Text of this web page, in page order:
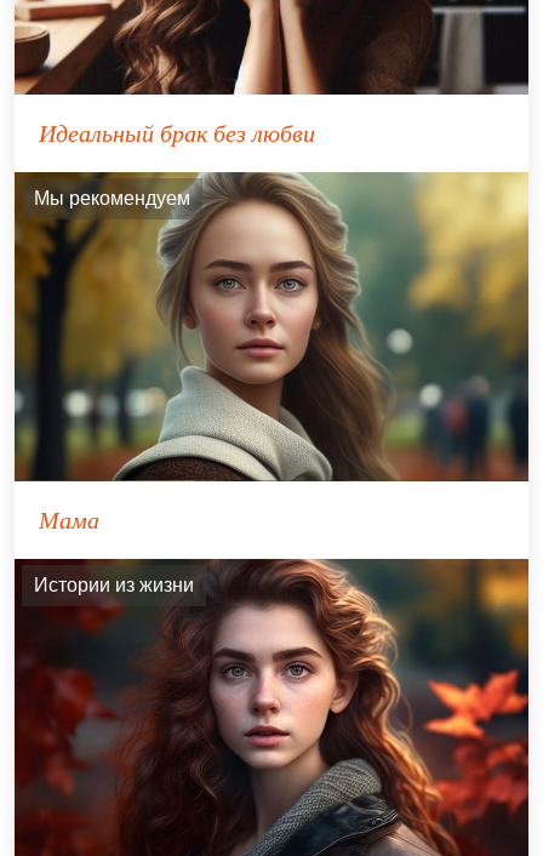
Идеальный брак без любви
Мы рекомендуем
Мама
Истории из жизни